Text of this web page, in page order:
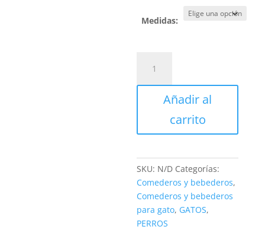
Medidas:
Melamina
cantidad
Añadir al
carrito
SKU: N/D Categorías:
Comederos y bebederos,
Comederos y bebederos
para gato, GATOS,
PERROS